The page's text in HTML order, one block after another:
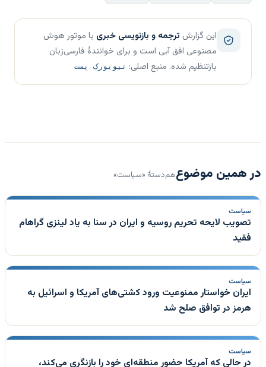
این گزارش ترجمه و بازنویسی خبری با موتور هوش
مصنوعی افق آبی است و برای خوانندهٔ فارسی‌زبان
بازتنظیم شده. منبع اصلی: نیویورک پست
در همین موضوعهم‌دستهٔ «سیاست»
سیاست
تصویب لایحه تحریم روسیه و ایران در سنا به یاد لینزی گراهام
فقید
سیاست
ایران خواستار ممنوعیت ورود کشتی‌های آمریکا و اسرائیل به
هرمز در توافق صلح شد
سیاست
در حالی که آمریکا حضور منطقه‌ای خود را بازنگری می‌کند،